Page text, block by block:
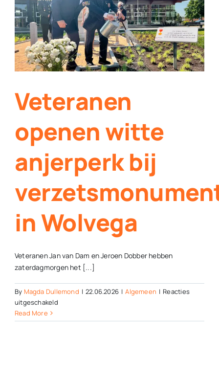
Contact
Plaats je eigen nieuws
Veteranen
openen witte
anjerperk bij
in Wolvega
Veteranen Jan van Dam en Jeroen Dobber hebben
zaterdagmorgen het [...]
By Magda Dullemond | 22.06.2026 | Algemeen | Reacties
uitgeschakeldvoor
openen
Read More